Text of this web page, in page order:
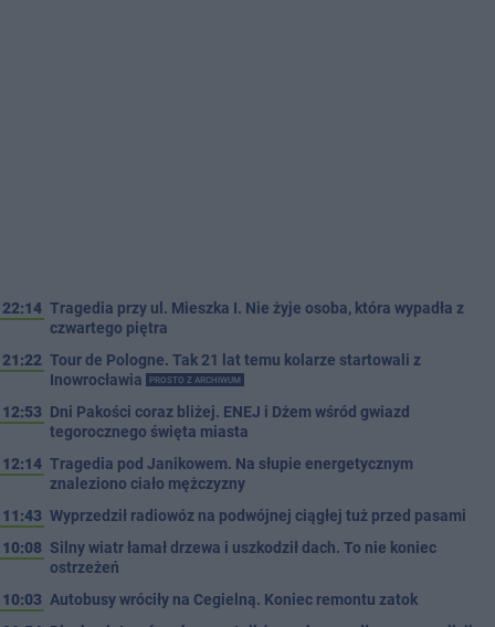
22:14 Tragedia przy ul. Mieszka I. Nie żyje osoba, która wypadła z
czwartego piętra
21:22 Tour de Pologne. Tak 21 lat temu kolarze startowali z
Inowrocławia
PROSTO Z ARCHIWUM
12:53 Dni Pakości coraz bliżej. ENEJ i Dżem wśród gwiazd
tegorocznego święta miasta
12:14 Tragedia pod Janikowem. Na słupie energetycznym
znaleziono ciało mężczyzny
11:43 Wyprzedził radiowóz na podwójnej ciągłej tuż przed pasami
10:08 Silny wiatr łamał drzewa i uszkodził dach. To nie koniec
ostrzeżeń
10:03 Autobusy wróciły na Cegielną. Koniec remontu zatok